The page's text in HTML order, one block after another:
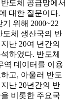
도체 공급망에서
대한 질문이다.
위해 2000~22
도체 생산국의 반
난 20여 년간의
하였다. 반도체
역 데이터를 이용
고, 아울러 반도
난 20년간의 반
비롯한 주요국